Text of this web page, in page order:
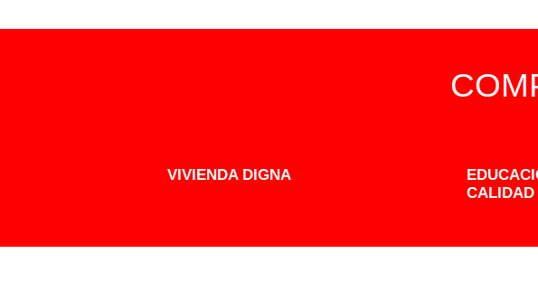
VIVIENDA DIGNA
CALIDAD